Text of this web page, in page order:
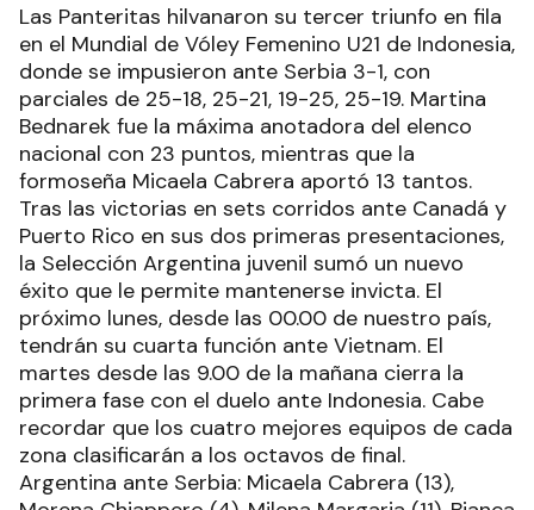
Las Panteritas hilvanaron su tercer triunfo en fila
en el Mundial de Vóley Femenino U21 de Indonesia,
donde se impusieron ante Serbia 3-1, con
parciales de 25-18, 25-21, 19-25, 25-19. Martina
Bednarek fue la máxima anotadora del elenco
nacional con 23 puntos, mientras que la
formoseña Micaela Cabrera aportó 13 tantos.
Tras las victorias en sets corridos ante Canadá y
Puerto Rico en sus dos primeras presentaciones,
la Selección Argentina juvenil sumó un nuevo
éxito que le permite mantenerse invicta. El
próximo lunes, desde las 00.00 de nuestro país,
tendrán su cuarta función ante Vietnam. El
martes desde las 9.00 de la mañana cierra la
primera fase con el duelo ante Indonesia. Cabe
recordar que los cuatro mejores equipos de cada
zona clasificarán a los octavos de final.
Argentina ante Serbia: Micaela Cabrera (13),